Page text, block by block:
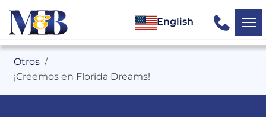
English
Otros
¡Creemos en Florida Dreams!